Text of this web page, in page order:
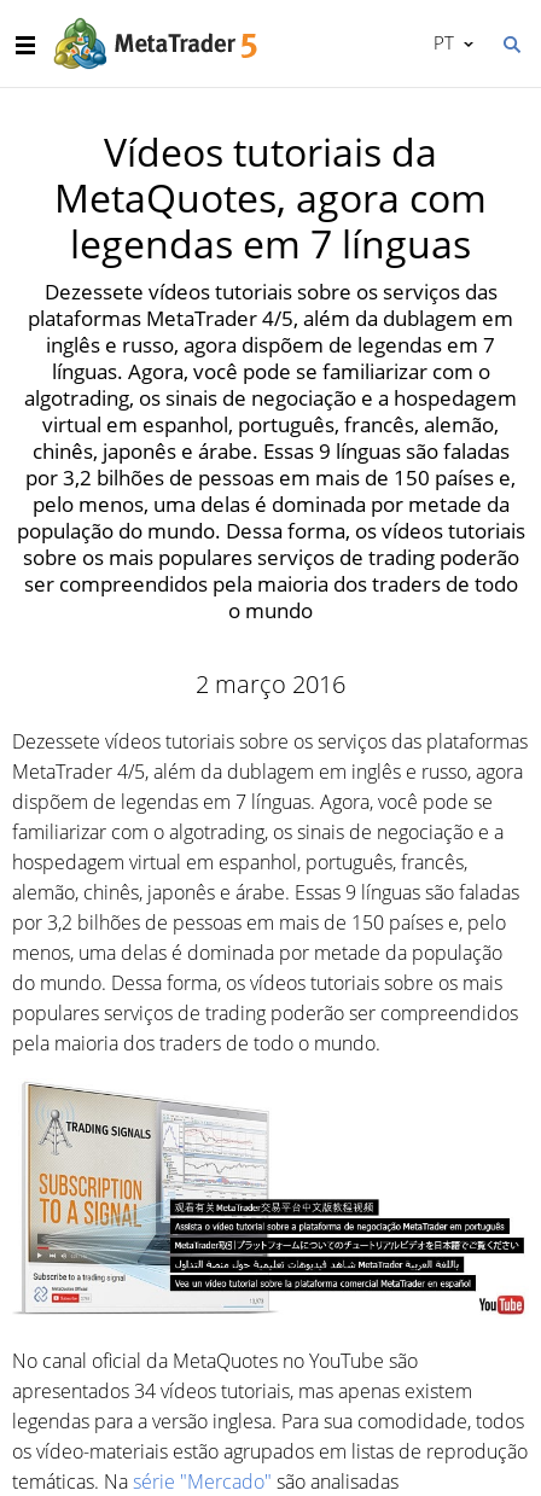
PT
Vídeos tutoriais da
MetaQuotes, agora com
legendas em 7 línguas
Dezessete vídeos tutoriais sobre os serviços das
plataformas MetaTrader 4/5, além da dublagem em
inglês e russo, agora dispõem de legendas em 7
línguas. Agora, você pode se familiarizar com o
algotrading, os sinais de negociação e a hospedagem
virtual em espanhol, português, francês, alemão,
chinês, japonês e árabe. Essas 9 línguas são faladas
por 3,2 bilhões de pessoas em mais de 150 países e,
pelo menos, uma delas é dominada por metade da
população do mundo. Dessa forma, os vídeos tutoriais
sobre os mais populares serviços de trading poderão
ser compreendidos pela maioria dos traders de todo
o mundo
2 março 2016
Dezessete vídeos tutoriais sobre os serviços das plataformas
MetaTrader 4/5, além da dublagem em inglês e russo, agora
dispõem de legendas em 7 línguas. Agora, você pode se
familiarizar com o algotrading, os sinais de negociação e a
hospedagem virtual em espanhol, português, francês,
alemão, chinês, japonês e árabe. Essas 9 línguas são faladas
por 3,2 bilhões de pessoas em mais de 150 países e, pelo
menos, uma delas é dominada por metade da população
do mundo. Dessa forma, os vídeos tutoriais sobre os mais
populares serviços de trading poderão ser compreendidos
pela maioria dos traders de todo o mundo.
No canal oficial da MetaQuotes no YouTube são
apresentados 34 vídeos tutoriais, mas apenas existem
legendas para a versão inglesa. Para sua comodidade, todos
os vídeo-materiais estão agrupados em listas de reprodução
temáticas. Nasérie "Mercado" são analisadas